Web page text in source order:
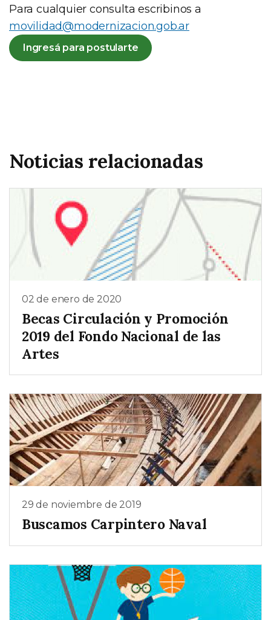
Para cualquier consulta escribinos a
movilidad@modernizacion.gob.ar
Ingresá para postularte
Noticias relacionadas
02 de enero de 2020
Becas Circulación y Promoción
2019 del Fondo Nacional de las
Artes
29 de noviembre de 2019
Buscamos Carpintero Naval